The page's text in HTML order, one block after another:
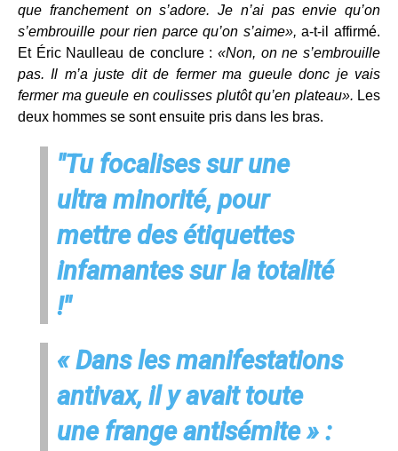
que franchement on s’adore. Je n’ai pas envie qu’on
s’embrouille pour rien parce qu’on s’aime», a-t-il affirmé.
Et Éric Naulleau de conclure : «Non, on ne s’embrouille
pas. Il m’a juste dit de fermer ma gueule donc je vais
fermer ma gueule en coulisses plutôt qu’en plateau». Les
deux hommes se sont ensuite pris dans les bras.
"Tu focalises sur une
ultra minorité, pour
mettre des étiquettes
infamantes sur la totalité
!"
« Dans les manifestations
antivax, il y avait toute
une frange antisémite » :